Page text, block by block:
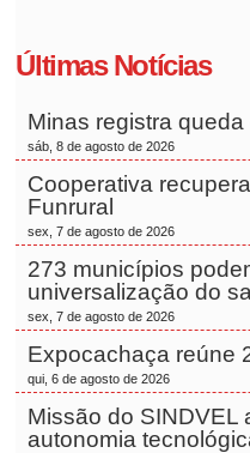
Últimas Notícias
Minas registra
sáb, 8 de agosto de 2026
Cooperativa
Funrural
sex, 7 de agosto de 2026
273 municípios
universalização do
sex, 7 de agosto de 2026
Expocachaça reúne
qui, 6 de agosto de 2026
Missão do SINDVEL
autonomia